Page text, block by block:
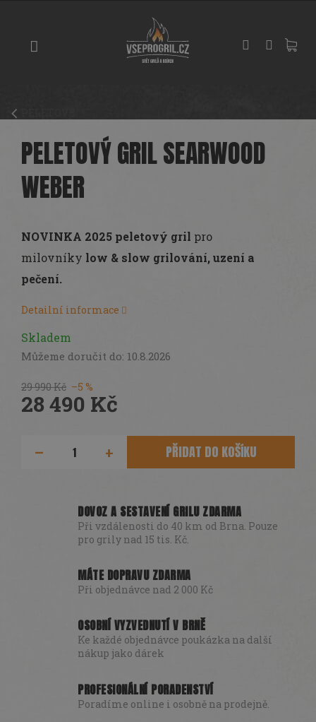
UDÍRNY
DŘEVO
PŘÍSLUŠENSTVÍ
PEČENÍ
SEZÓNNÍ
SLEVY
TERASA
PELETOVÝ GRIL SEARWOOD
WEBER
29 990 Kč –5 %
28 490 Kč
Skladem
Můžeme doručit do: 10.8.2026
PŘIDAT DO KOŠÍKU
NOVINKA 2025 peletový gril pro
milovníky low & slow grilování, uzení a
pečení.
Detailní informace
DOVOZ A SESTAVENÍ GRILU ZDARMA
Při vzdálenosti do 40 km od Brna. Pouze
pro grily nad 15 tis. Kč.
MÁTE DOPRAVU ZDARMA
Při objednávce nad 2 000 Kč
OSOBNÍ VYZVEDNUTÍ V BRNĚ
Ke každé objednávce poukázka na další
nákup jako dárek
PROFESIONÁLNÍ PORADENSTVÍ
Poradíme online i osobně na prodejně.